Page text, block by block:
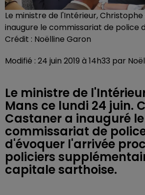
Le ministre de l'Intérieur,
inaugure le commissariat de police
Crédit : Noëlline Garon
Modifié : 24 juin 2019 à 14h33 par
Le ministre de
Mans ce lundi 24 juin.
Castaner a inauguré
commissariat de
d'évoquer l'arrivée
policiers
capitale sarthoise.